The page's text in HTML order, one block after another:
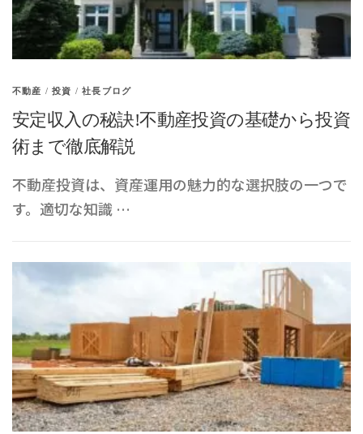
不動産 /投資 /社長ブログ
安定収入の秘訣!不動産投資の基礎から投資
術まで徹底解説
不動産投資は、資産運用の魅力的な選択肢の一つで
す。適切な知識 …